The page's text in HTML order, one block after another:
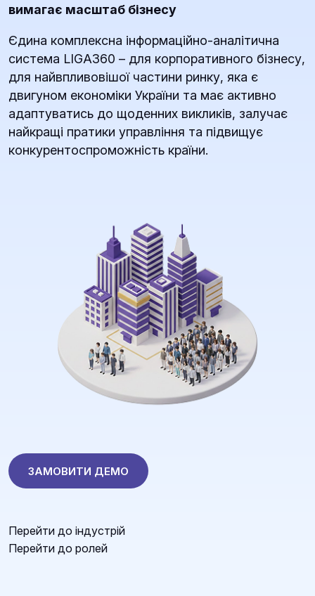
вимагає масштаб бізнесу
Єдина комплексна інформаційно-аналітична
система LIGA360 – для корпоративного бізнесу,
для найвпливовішої частини ринку, яка є
двигуном економіки України та має активно
адаптуватись до щоденних викликів, залучає
найкращі пратики управління та підвищує
конкурентоспроможність країни.
ЗАМОВИТИ ДЕМО
Перейти до індустрій
Перейти до ролей